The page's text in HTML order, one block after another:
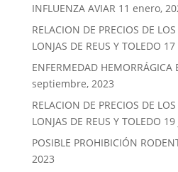
INFLUENZA AVIAR 11 enero,
RELACION DE PRECIOS DE
LONJAS DE REUS Y TOLEDO
ENFERMEDAD HEMORRÁGICA
septiembre, 2023
RELACION DE PRECIOS DE
LONJAS DE REUS Y TOLEDO
POSIBLE PROHIBICIÓN
2023